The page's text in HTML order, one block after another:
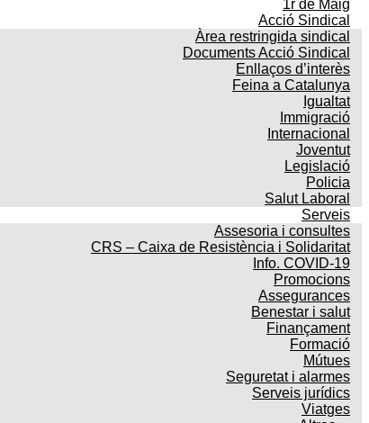
1r de Maig
Acció Sindical
Àrea restringida sindical
Documents Acció Sindical
Enllaços d’interès
Feina a Catalunya
Igualtat
Immigració
Internacional
Joventut
Legislació
Policia
Salut Laboral
Serveis
Assesoria i consultes
CRS – Caixa de Resistència i Solidaritat
Info. COVID-19
Promocions
Assegurances
Benestar i salut
Finançament
Formació
Mútues
Seguretat i alarmes
Serveis jurídics
Viatges